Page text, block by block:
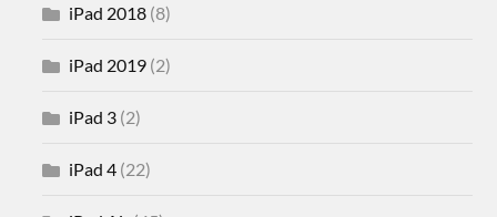
iPad 2018 (8)
iPad 2019 (2)
iPad 3 (2)
iPad 4 (22)